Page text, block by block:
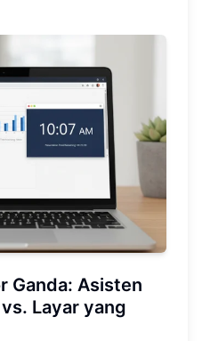
Ganda: Asisten
Layar yang